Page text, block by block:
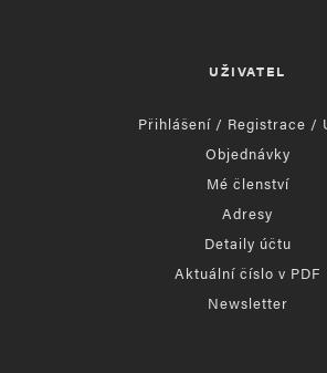
UŽIVATEL
Přihlášení / Registrace /
Objednávky
Mé členství
Adresy
Detaily účtu
Aktuální číslo v PDF
Newsletter